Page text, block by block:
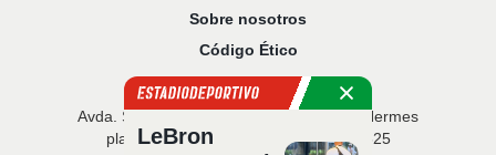
Sobre nosotros
Código Ético
Avda. San Francisco Javier, 22 · Edificio Hermes
planta 5 · 41018 Sevilla · T. 954 216 525
LeBron